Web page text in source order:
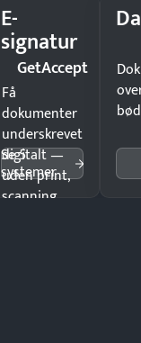
E-
signatur
GetAccept
Få
dokumenter
underskrevet
digitalt —
uden print,
scanning
Se 5
systemer